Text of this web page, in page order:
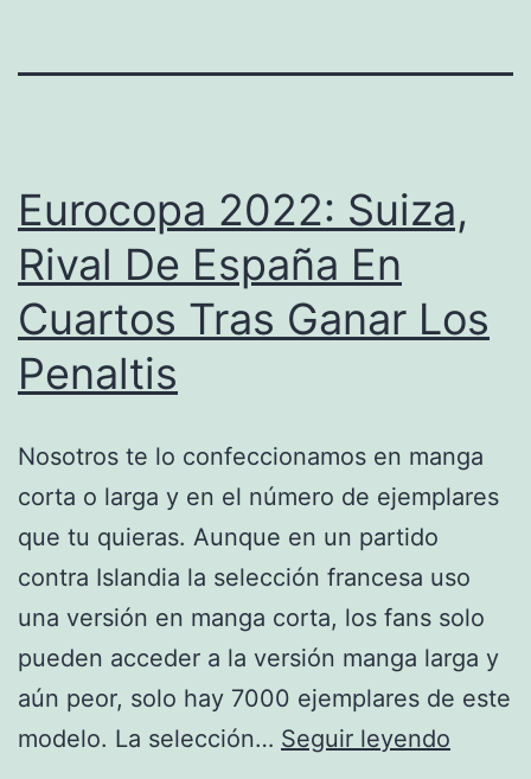
Eurocopa 2022: Suiza,
Rival De España En
Cuartos Tras Ganar Los
Penaltis
Nosotros te lo confeccionamos en manga
corta o larga y en el número de ejemplares
que tu quieras. Aunque en un partido
contra Islandia la selección francesa uso
una versión en manga corta, los fans solo
pueden acceder a la versión manga larga y
aún peor, solo hay 7000 ejemplares de este
modelo. La selección… Seguir leyendo